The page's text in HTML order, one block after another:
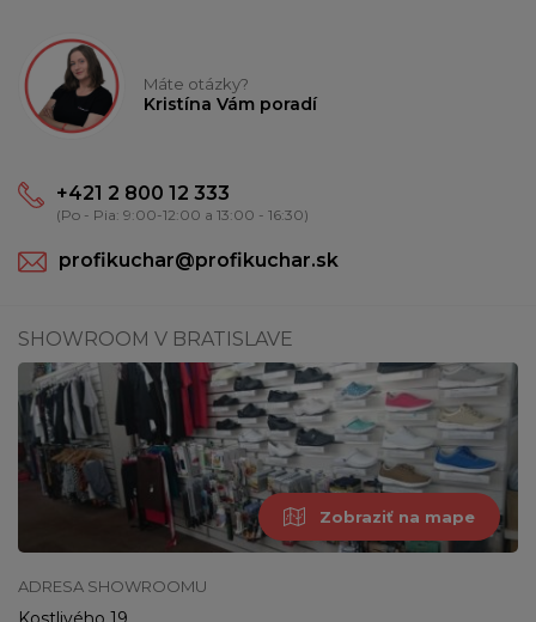
Máte otázky?
Kristína Vám poradí
+421 2 800 12 333
(Po - Pia: 9:00-12:00 a 13:00 - 16:30)
profikuchar@profikuchar.sk
SHOWROOM V BRATISLAVE
Zobraziť na mape
ADRESA SHOWROOMU